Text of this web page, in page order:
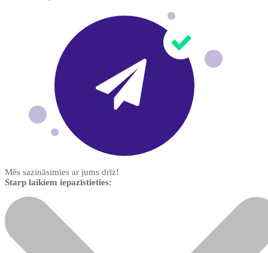
Mēs sazināsimies ar jums drīz!
Starp laikiem iepazīstieties: